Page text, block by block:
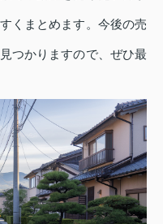
くまとめます。今後の売
つかりますので、ぜひ最